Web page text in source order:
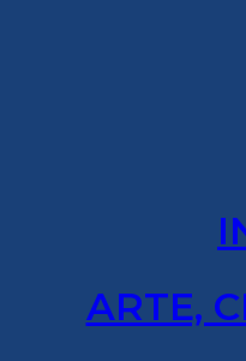
ARTE,